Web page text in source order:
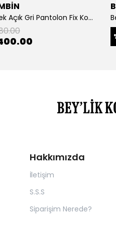
Beyaz Gömlek Açık Gri Pantolon Fix Kombin
Hakkımızda
İletişim
S.S.S
Siparişim Nerede?